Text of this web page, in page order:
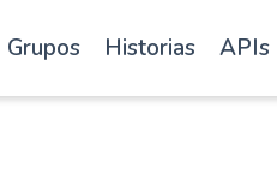
Grupos Historias APIs